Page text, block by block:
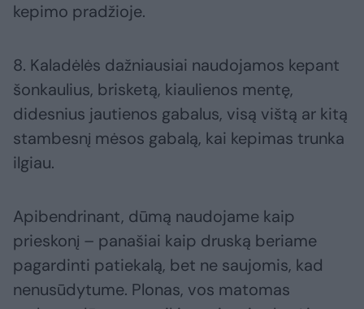
kepimo pradžioje.
8. Kaladėlės dažniausiai naudojamos kepant
šonkaulius, brisketą, kiaulienos mentę,
didesnius jautienos gabalus, visą vištą ar kitą
stambesnį mėsos gabalą, kai kepimas trunka
ilgiau.
Apibendrinant, dūmą naudojame kaip
prieskonį – panašiai kaip druską beriame
pagardinti patiekalą, bet ne saujomis, kad
nenusūdytume. Plonas, vos matomas